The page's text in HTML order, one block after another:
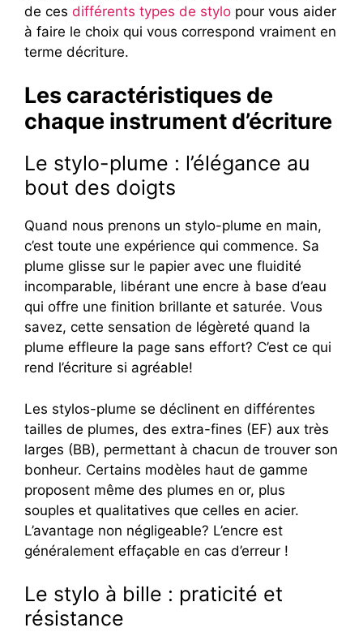
de ces différents types de stylo pour vous aider
à faire le choix qui vous correspond vraiment en
terme décriture.
Les caractéristiques de
chaque instrument d’écriture
Le stylo-plume : l’élégance au
bout des doigts
Quand nous prenons un stylo-plume en main,
c’est toute une expérience qui commence. Sa
plume glisse sur le papier avec une fluidité
incomparable, libérant une encre à base d’eau
qui offre une finition brillante et saturée. Vous
savez, cette sensation de légèreté quand la
plume effleure la page sans effort? C’est ce qui
rend l’écriture si agréable!
Les stylos-plume se déclinent en différentes
tailles de plumes, des extra-fines (EF) aux très
larges (BB), permettant à chacun de trouver son
bonheur. Certains modèles haut de gamme
proposent même des plumes en or, plus
souples et qualitatives que celles en acier.
L’avantage non négligeable? L’encre est
généralement effaçable en cas d’erreur !
Le stylo à bille : praticité et
résistance